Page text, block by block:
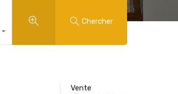
Chercher
Vente